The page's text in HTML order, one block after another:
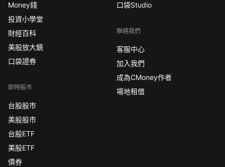
Money錢
投資小學堂
財經百科
美股放大鏡
口袋證券
即時股市
台股股市
美股股市
台股ETF
美股ETF
債券
口袋Studio
聯絡我們
客服中心
加入我們
成為CMoney作者
場地租借